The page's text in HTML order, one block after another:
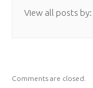
View all posts by:
Comments are closed.